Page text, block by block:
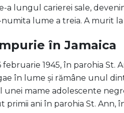
a lungul carierei sale,
lume a treia. A murit la
în Jamaica
februarie 1945, în parohia St.
în lume și rămâne unul
unei mame adolescente
primii ani în parohia St. Ann,